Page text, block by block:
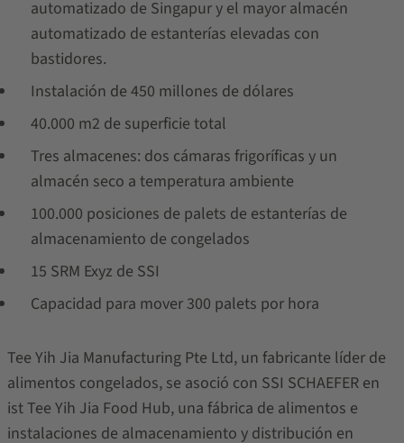
automatizado de Singapur y el mayor almacén
automatizado de estanterías elevadas con
bastidores.
Instalación de 450 millones de dólares
40.000 m2 de superficie total
Tres almacenes: dos cámaras frigoríficas y un
almacén seco a temperatura ambiente
100.000 posiciones de palets de estanterías de
almacenamiento de congelados
15 SRM Exyz de SSI
Capacidad para mover 300 palets por hora
Tee Yih Jia Manufacturing Pte Ltd, un fabricante líder de
alimentos congelados, se asoció con SSI SCHAEFER en
ist Tee Yih Jia Food Hub, una fábrica de alimentos e
instalaciones de almacenamiento y distribución en